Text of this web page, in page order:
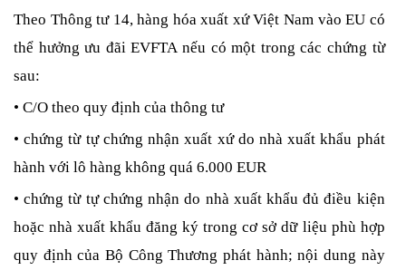
Theo Thông tư 14, hàng hóa xuất xứ Việt Nam vào EU có
thể hưởng ưu đãi EVFTA nếu có một trong các chứng từ
sau:
• C/O theo quy định của thông tư
• chứng từ tự chứng nhận xuất xứ do nhà xuất khẩu phát
hành với lô hàng không quá 6.000 EUR
• chứng từ tự chứng nhận do nhà xuất khẩu đủ điều kiện
hoặc nhà xuất khẩu đăng ký trong cơ sở dữ liệu phù hợp
quy định của Bộ Công Thương phát hành; nội dung này